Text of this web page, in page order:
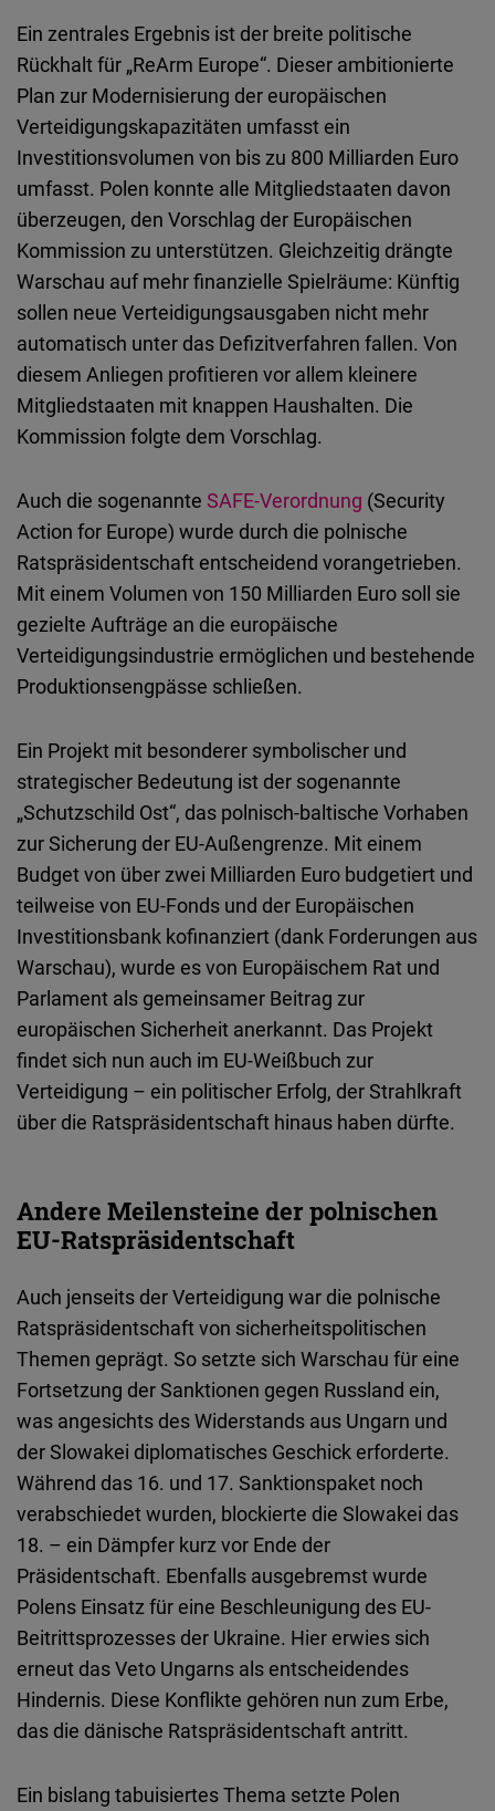
Ein zentrales Ergebnis ist der breite politische
Rückhalt für „ReArm Europe“. Dieser ambitionierte
Plan zur Modernisierung der europäischen
Verteidigungskapazitäten umfasst ein
Investitionsvolumen von bis zu 800 Milliarden Euro
umfasst. Polen konnte alle Mitgliedstaaten davon
überzeugen, den Vorschlag der Europäischen
Kommission zu unterstützen. Gleichzeitig drängte
Warschau auf mehr finanzielle Spielräume: Künftig
sollen neue Verteidigungsausgaben nicht mehr
automatisch unter das Defizitverfahren fallen. Von
diesem Anliegen profitieren vor allem kleinere
Mitgliedstaaten mit knappen Haushalten. Die
Kommission folgte dem Vorschlag.
Auch die sogenannte SAFE-Verordnung (Security
Action for Europe) wurde durch die polnische
Ratspräsidentschaft entscheidend vorangetrieben.
Mit einem Volumen von 150 Milliarden Euro soll sie
gezielte Aufträge an die europäische
Verteidigungsindustrie ermöglichen und bestehende
Produktionsengpässe schließen.
Ein Projekt mit besonderer symbolischer und
strategischer Bedeutung ist der sogenannte
„Schutzschild Ost“, das polnisch-baltische Vorhaben
zur Sicherung der EU-Außengrenze. Mit einem
Budget von über zwei Milliarden Euro budgetiert und
teilweise von EU-Fonds und der Europäischen
Investitionsbank kofinanziert (dank Forderungen aus
Warschau), wurde es von Europäischem Rat und
Parlament als gemeinsamer Beitrag zur
europäischen Sicherheit anerkannt. Das Projekt
findet sich nun auch im EU-Weißbuch zur
Verteidigung – ein politischer Erfolg, der Strahlkraft
über die Ratspräsidentschaft hinaus haben dürfte.
Andere Meilensteine der polnischen
EU-Ratspräsidentschaft
Auch jenseits der Verteidigung war die polnische
Ratspräsidentschaft von sicherheitspolitischen
Themen geprägt. So setzte sich Warschau für eine
Fortsetzung der Sanktionen gegen Russland ein,
was angesichts des Widerstands aus Ungarn und
der Slowakei diplomatisches Geschick erforderte.
Während das 16. und 17. Sanktionspaket noch
verabschiedet wurden, blockierte die Slowakei das
18. – ein Dämpfer kurz vor Ende der
Präsidentschaft. Ebenfalls ausgebremst wurde
Polens Einsatz für eine Beschleunigung des EU-
Beitrittsprozesses der Ukraine. Hier erwies sich
erneut das Veto Ungarns als entscheidendes
Hindernis. Diese Konflikte gehören nun zum Erbe,
das die dänische Ratspräsidentschaft antritt.
Ein bislang tabuisiertes Thema setzte Polen